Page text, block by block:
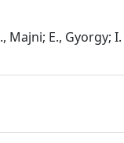
E., Gyorgy; I.